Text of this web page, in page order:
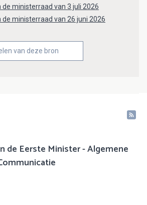
de ministerraad van 3 juli 2026
de ministerraad van 26 juni 2026
van deze bron
de Eerste Minister - Algemene